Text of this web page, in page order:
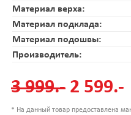
Материал верха:
Материал подклада:
Материал подошвы:
Производитель:
3 999.- 2 599.-
* На данный товар предоставлена